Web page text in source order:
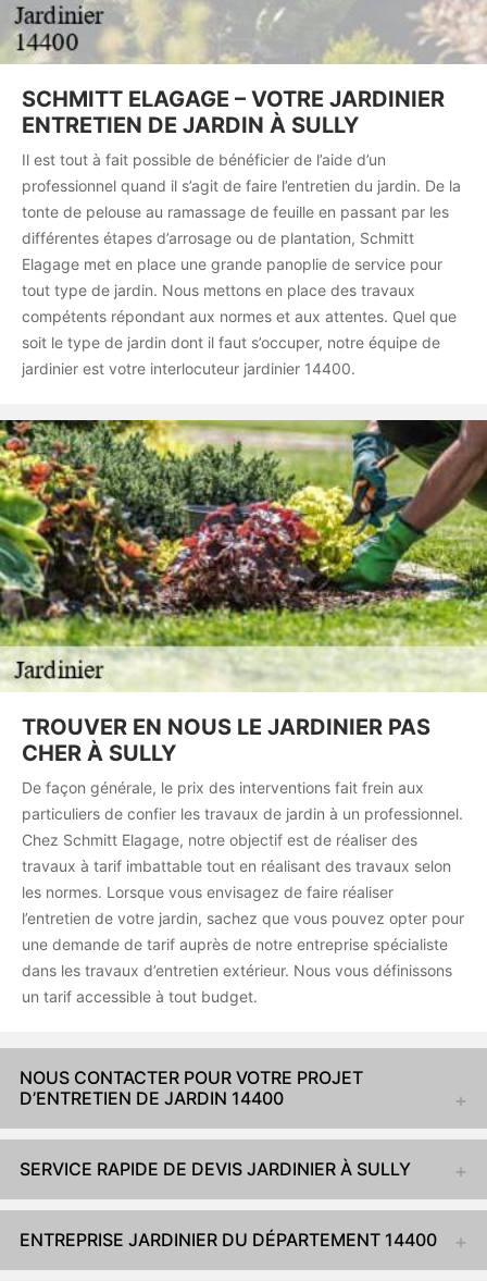
SCHMITT ELAGAGE – VOTRE JARDINIER
ENTRETIEN DE JARDIN À SULLY
Il est tout à fait possible de bénéficier de l’aide d’un
professionnel quand il s’agit de faire l’entretien du jardin. De la
tonte de pelouse au ramassage de feuille en passant par les
différentes étapes d’arrosage ou de plantation, Schmitt
Elagage met en place une grande panoplie de service pour
tout type de jardin. Nous mettons en place des travaux
compétents répondant aux normes et aux attentes. Quel que
soit le type de jardin dont il faut s’occuper, notre équipe de
jardinier est votre interlocuteur jardinier 14400.
TROUVER EN NOUS LE JARDINIER PAS
CHER À SULLY
De façon générale, le prix des interventions fait frein aux
particuliers de confier les travaux de jardin à un professionnel.
Chez Schmitt Elagage, notre objectif est de réaliser des
travaux à tarif imbattable tout en réalisant des travaux selon
les normes. Lorsque vous envisagez de faire réaliser
l’entretien de votre jardin, sachez que vous pouvez opter pour
une demande de tarif auprès de notre entreprise spécialiste
dans les travaux d’entretien extérieur. Nous vous définissons
un tarif accessible à tout budget.
NOUS CONTACTER POUR VOTRE PROJET
D’ENTRETIEN DE JARDIN 14400
SERVICE RAPIDE DE DEVIS JARDINIER À SULLY
ENTREPRISE JARDINIER DU DÉPARTEMENT 14400